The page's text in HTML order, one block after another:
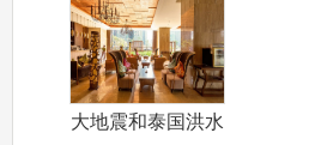
大地震和泰国洪水